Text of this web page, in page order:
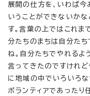
展開の仕方を、いわば
いうことができないかな
す。言葉の上ではこれま
分たちのまちは自分たち
ね。自分たちでやれるよ
言ってきたのですけれど
に地域の中でいろいろな
ボランティアであったり